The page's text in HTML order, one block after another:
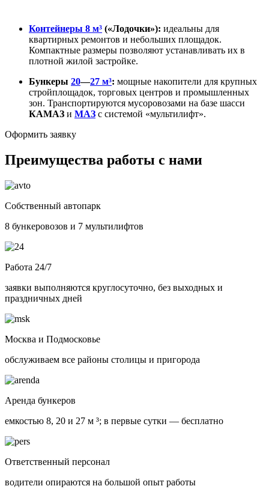
Контейнеры 8 м³ («Лодочки»): идеальны для
квартирных ремонтов и небольших площадок.
Компактные размеры позволяют устанавливать их в
плотной жилой застройке.
Бункеры 20—27 м³: мощные накопители для крупных
стройплощадок, торговых центров и промышленных
зон. Транспортируются мусоровозами на базе шасси
КАМАЗ и МАЗ с системой «мультилифт».
Оформить заявку
Преимущества работы с нами
Собственный автопарк
8 бункеровозов и 7 мультилифтов
Работа 24/7
заявки выполняются круглосуточно, без выходных и
праздничных дней
Москва и Подмосковье
обслуживаем все районы столицы и пригорода
Аренда бункеров
емкостью 8, 20 и 27 м ³; в первые сутки — бесплатно
Ответственный персонал
водители опираются на большой опыт работы